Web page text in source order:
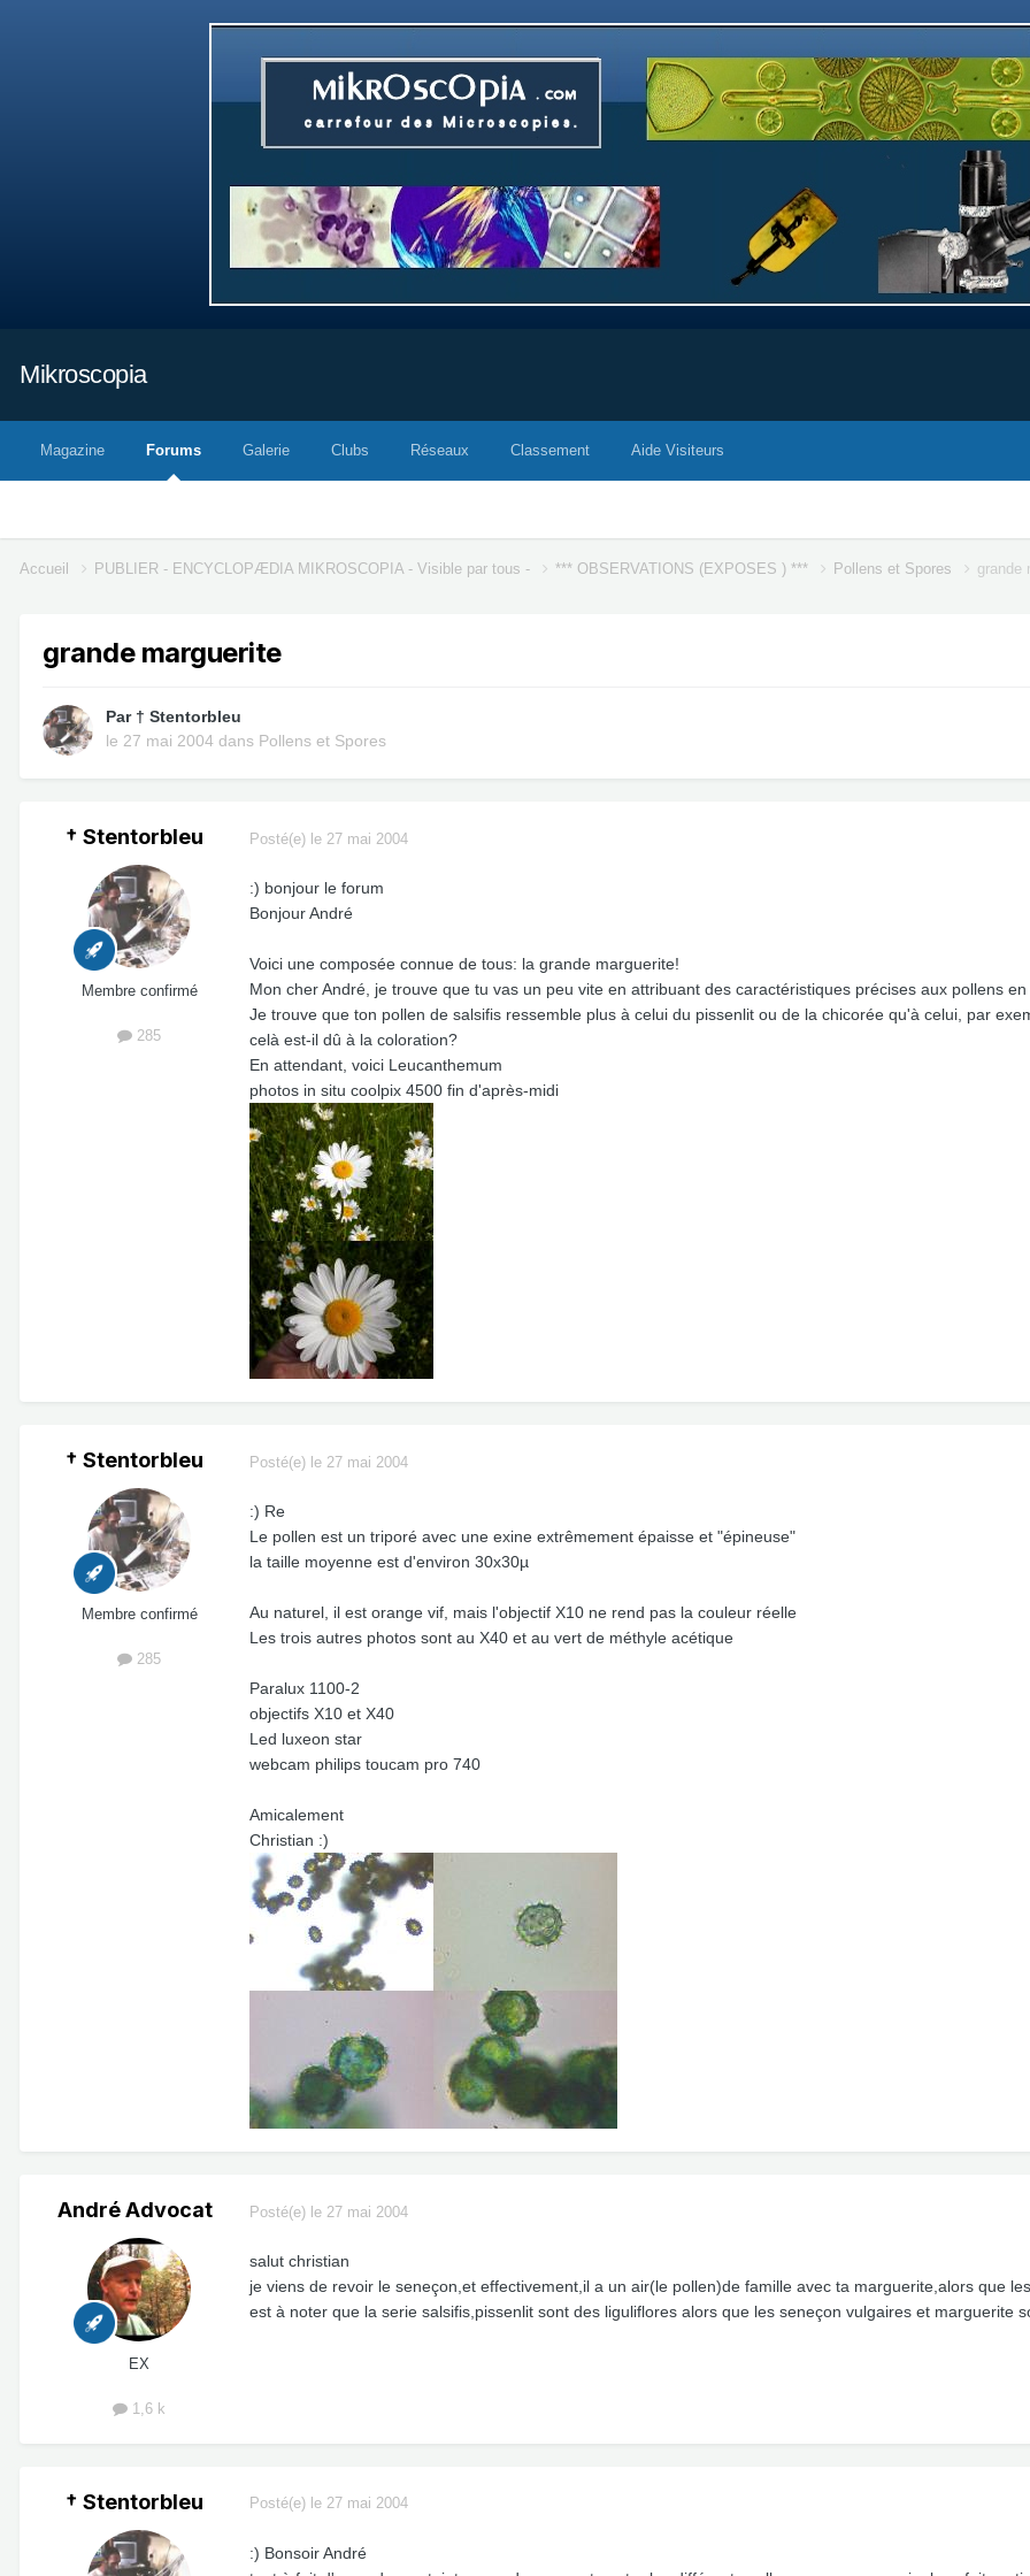
Mikroscopia
Magazine Forums Galerie Clubs Réseaux Classement Aide Visiteurs
Accueil PUBLIER - ENCYCLOPÆDIA MIKROSCOPIA - Visible par tous - *** OBSERVATIONS (EXPOSES ) *** Pollens et Spores grande
grande marguerite
Par † Stentorbleu
le 27 mai 2004 dans Pollens et Spores
† Stentorbleu
Membre confirmé
285
Posté(e) le 27 mai 2004
:) bonjour le forum
Bonjour André
Voici une composée connue de tous: la grande marguerite!
Mon cher André, je trouve que tu vas un peu vite en attribuant des caractéristiques précises aux pollens en
Je trouve que ton pollen de salsifis ressemble plus à celui du pissenlit ou de la chicorée qu'à celui, par
celà est-il dû à la coloration?
En attendant, voici Leucanthemum
photos in situ coolpix 4500 fin d'après-midi
† Stentorbleu
Membre confirmé
285
Posté(e) le 27 mai 2004
:) Re
Le pollen est un triporé avec une exine extrêmement épaisse et "épineuse"
la taille moyenne est d'environ 30x30µ
Au naturel, il est orange vif, mais l'objectif X10 ne rend pas la couleur réelle
Les trois autres photos sont au X40 et au vert de méthyle acétique
Paralux 1100-2
objectifs X10 et X40
Led luxeon star
webcam philips toucam pro 740
Amicalement
Christian :)
André Advocat
EX
1,6 k
Posté(e) le 27 mai 2004
salut christian
je viens de revoir le seneçon,et effectivement,il a un air(le pollen)de famille avec ta marguerite,alors que
est à noter que la serie salsifis,pissenlit sont des liguliflores alors que les seneçon vulgaires et marguerite
† Stentorbleu Posté(e) le 27 mai 2004
:) Bonsoir André